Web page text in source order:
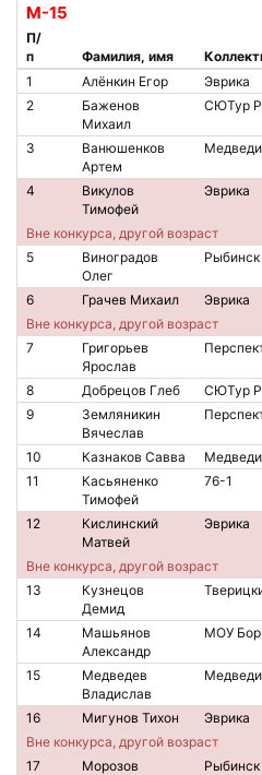
М-15
П/
п
Фамилия, имя
1
Алёнкин Егор Эврика
2
Баженов
Михаил
СЮТур
3
Ванюшенков
Артем
4
Викулов
Тимофей
Эврика
Вне конкурса, другой возраст
5
Виноградов
Олег
6 Грачев Михаил Эврика
Вне конкурса, другой возраст
7
Григорьев
Ярослав
8 Добрецов Глеб СЮТур
9
Земляникин
Вячеслав
10 Казнаков Савва
11
Касьяненко
Тимофей
76-1
12
Кислинский
Матвей
Эврика
Вне конкурса, другой возраст
13
Кузнецов
Демид
14
Машьянов
Александр
МОУ
15
Медведев
Владислав
16 Мигунов Тихон Эврика
Вне конкурса, другой возраст
17
Морозов